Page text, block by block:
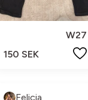
W27
150 SEK
Felicia